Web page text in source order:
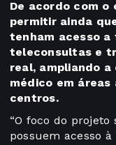
De acordo com o
permitir ainda
tenham acesso
teleconsultas e
real, ampliando
médico em
centros.
“O foco do projeto
possuem acesso